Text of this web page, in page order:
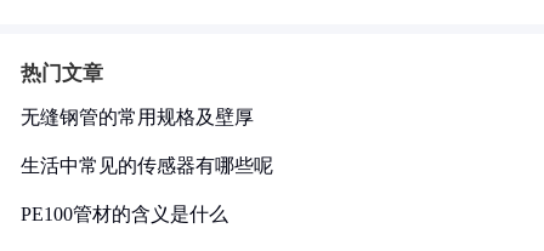
热门文章
无缝钢管的常用规格及壁厚
生活中常见的传感器有哪些呢
PE100管材的含义是什么